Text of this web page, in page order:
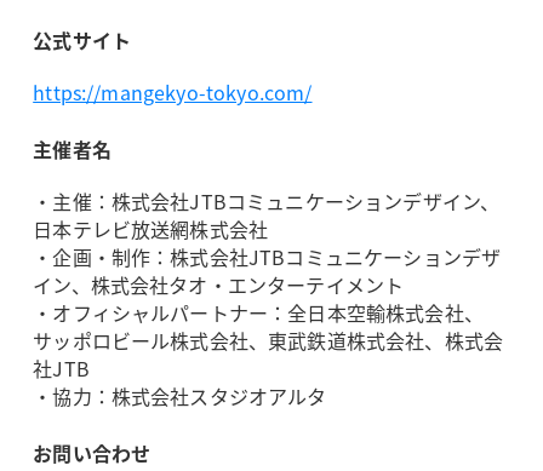
公式サイト
https://mangekyo-tokyo.com/
主催者名
・主催：株式会社JTBコミュニケーションデザイン、
日本テレビ放送網株式会社
・企画・制作：株式会社JTBコミュニケーションデザ
イン、株式会社タオ・エンターテイメント
・オフィシャルパートナー：全日本空輸株式会社、
サッポロビール株式会社、東武鉄道株式会社、株式会
社JTB
・協力：株式会社スタジオアルタ
お問い合わせ